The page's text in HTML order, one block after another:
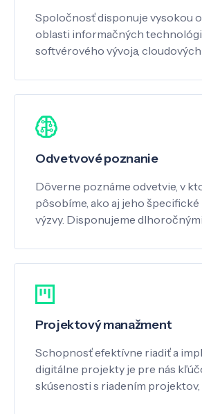
Spoločnosť disponuje vysokou
oblasti informačných
softvérového vývoja, cloudových
Odvetvové poznanie
Dôverne poznáme odvetvie, v
pôsobíme, ako aj jeho
výzvy. Disponujeme
Projektový manažment
Schopnosť efektívne riadiť a
digitálne projekty je pre nás
skúsenosti s riadením projektov,